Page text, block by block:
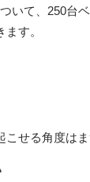
いて、250台
す。
せる角度はま